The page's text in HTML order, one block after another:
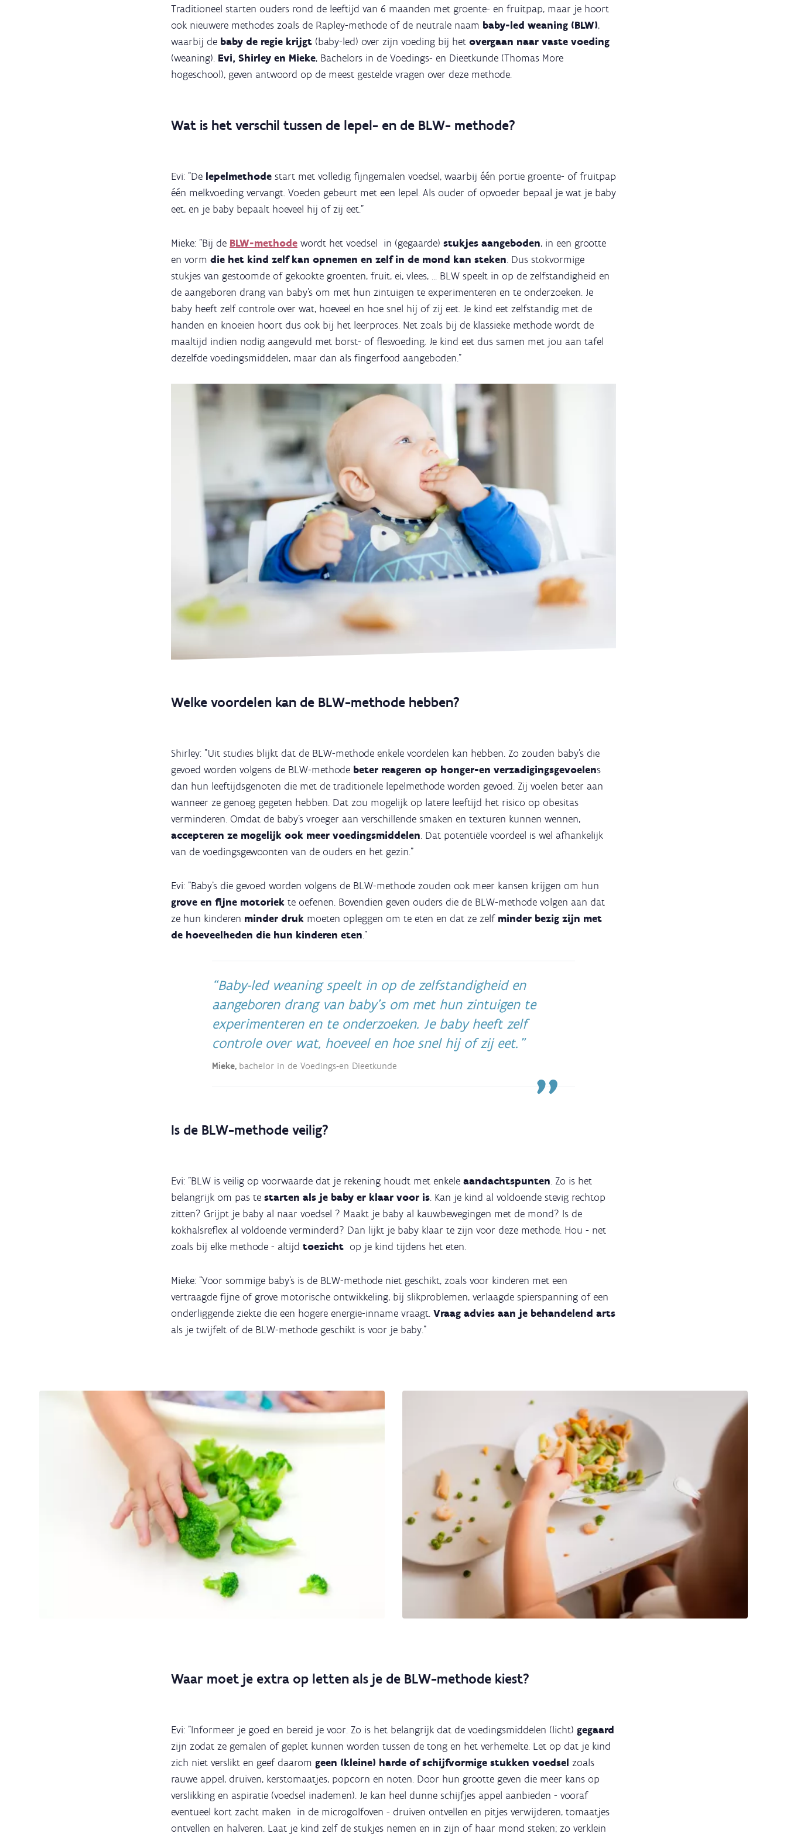
Traditioneel starten ouders rond de leeftijd van 6 maanden met groente- en fruitpap, maar je hoort
ook nieuwere methodes zoals de Rapley-methode of de neutrale naam baby-led weaning (BLW),
waarbij de baby de regie krijgt (baby-led) over zijn voeding bij het overgaan naar vaste voeding
(weaning). Evi, Shirley en Mieke, Bachelors in de Voedings- en Dieetkunde (Thomas More
hogeschool), geven antwoord op de meest gestelde vragen over deze methode.
Wat is het verschil tussen de lepel- en de BLW- methode?
Evi: "De lepelmethode start met volledig fijngemalen voedsel, waarbij één portie groente- of fruitpap
één melkvoeding vervangt. Voeden gebeurt met een lepel. Als ouder of opvoeder bepaal je wat je baby
eet, en je baby bepaalt hoeveel hij of zij eet."
Mieke: "Bij de BLW-methode wordt het voedsel in (gegaarde) stukjes aangeboden, in een grootte
en vorm die het kind zelf kan opnemen en zelf in de mond kan steken. Dus stokvormige
stukjes van gestoomde of gekookte groenten, fruit, ei, vlees, ... BLW speelt in op de zelfstandigheid en
de aangeboren drang van baby’s om met hun zintuigen te experimenteren en te onderzoeken. Je
baby heeft zelf controle over wat, hoeveel en hoe snel hij of zij eet. Je kind eet zelfstandig met de
handen en knoeien hoort dus ook bij het leerproces. Net zoals bij de klassieke methode wordt de
maaltijd indien nodig aangevuld met borst- of flesvoeding. Je kind eet dus samen met jou aan tafel
dezelfde voedingsmiddelen, maar dan als fingerfood aangeboden."
Welke voordelen kan de BLW-methode hebben?
Shirley: "Uit studies blijkt dat de BLW-methode enkele voordelen kan hebben. Zo zouden baby's die
gevoed worden volgens de BLW-methode beter reageren op honger-en verzadigingsgevoelens
dan hun leeftijdsgenoten die met de traditionele lepelmethode worden gevoed. Zij voelen beter aan
wanneer ze genoeg gegeten hebben. Dat zou mogelijk op latere leeftijd het risico op obesitas
verminderen. Omdat de baby’s vroeger aan verschillende smaken en texturen kunnen wennen,
accepteren ze mogelijk ook meer voedingsmiddelen. Dat potentiële voordeel is wel afhankelijk
van de voedingsgewoonten van de ouders en het gezin."
Evi: "Baby’s die gevoed worden volgens de BLW-methode zouden ook meer kansen krijgen om hun
grove en fijne motoriek te oefenen. Bovendien geven ouders die de BLW-methode volgen aan dat
ze hun kinderen minder druk moeten opleggen om te eten en dat ze zelf minder bezig zijn met
de hoeveelheden die hun kinderen eten.”
Baby-led weaning speelt in op de zelfstandigheid en
aangeboren drang van baby’s om met hun zintuigen te
experimenteren en te onderzoeken. Je baby heeft zelf
controle over wat, hoeveel en hoe snel hij of zij eet.
Mieke, bachelor in de Voedings-en Dieetkunde
Is de BLW-methode veilig?
Evi: "BLW is veilig op voorwaarde dat je rekening houdt met enkele aandachtspunten. Zo is het
belangrijk om pas te starten als je baby er klaar voor is. Kan je kind al voldoende stevig rechtop
zitten? Grijpt je baby al naar voedsel ? Maakt je baby al kauwbewegingen met de mond? Is de
kokhalsreflex al voldoende verminderd? Dan lijkt je baby klaar te zijn voor deze methode. Hou - net
zoals bij elke methode - altijd toezicht op je kind tijdens het eten.
Mieke: "Voor sommige baby's is de BLW-methode niet geschikt, zoals voor kinderen met een
vertraagde fijne of grove motorische ontwikkeling, bij slikproblemen, verlaagde spierspanning of een
onderliggende ziekte die een hogere energie-inname vraagt. Vraag advies aan je behandelend arts
als je twijfelt of de BLW-methode geschikt is voor je baby."
Waar moet je extra op letten als je de BLW-methode kiest?
Evi: "Informeer je goed en bereid je voor. Zo is het belangrijk dat de voedingsmiddelen (licht) gegaard
zijn zodat ze gemalen of geplet kunnen worden tussen de tong en het verhemelte. Let op dat je kind
zich niet verslikt en geef daarom geen (kleine) harde of schijfvormige stukken voedsel zoals
rauwe appel, druiven, kerstomaatjes, popcorn en noten. Door hun grootte geven die meer kans op
verslikking en aspiratie (voedsel inademen). Je kan heel dunne schijfjes appel aanbieden - vooraf
eventueel kort zacht maken in de microgolfoven - druiven ontvellen en pitjes verwijderen, tomaatjes
ontvellen en halveren. Laat je kind zelf de stukjes nemen en in zijn of haar mond steken; zo verklein